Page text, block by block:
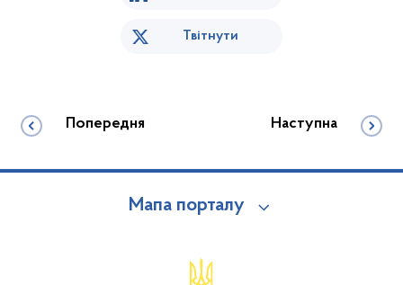
Твітнути
Попередня Наступна
Мапа порталу